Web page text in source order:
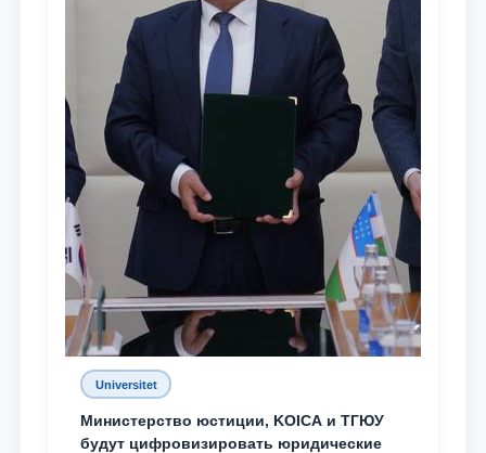
Universitet
Министерство юстиции, KOICA и ТГЮУ
будут цифровизировать юридические